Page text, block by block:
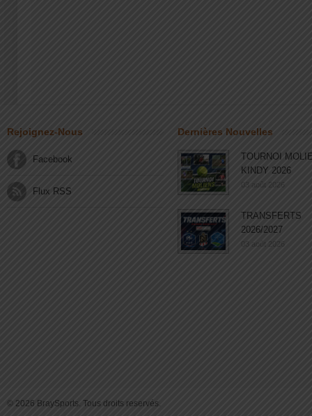
Rejoignez-Nous
Facebook
Flux RSS
Dernières Nouvelles
TOURNOI
KINDY 2026
03 août 2026
TRANSFERTS
2026/2027
03 août 2026
© 2026 BraySports. Tous droits reservés.